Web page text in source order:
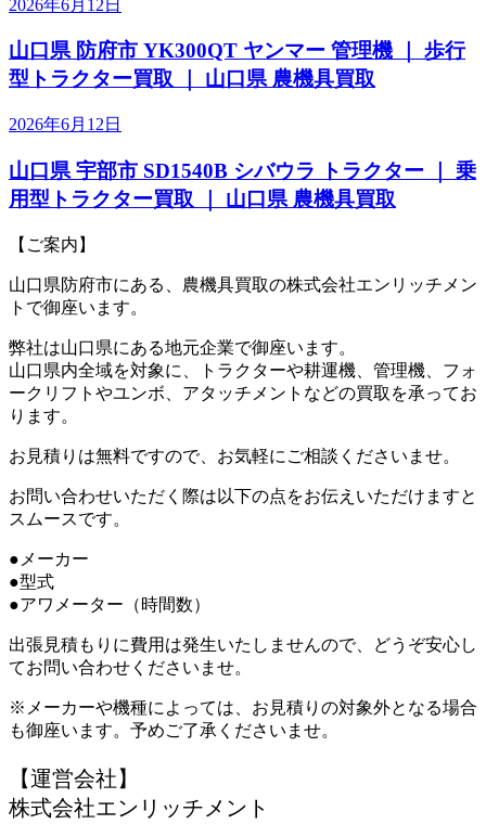
2026年6月12日
山口県 防府市 YK300QT ヤンマー 管理機 ｜ 歩行
型トラクター買取 ｜ 山口県 農機具買取
2026年6月12日
山口県 宇部市 SD1540B シバウラ トラクター ｜ 乗
用型トラクター買取 ｜ 山口県 農機具買取
【ご案内】
山口県防府市にある、農機具買取の株式会社エンリッチメン
トで御座います。
弊社は山口県にある地元企業で御座います。
山口県内全域を対象に、トラクターや耕運機、管理機、フォ
ークリフトやユンボ、アタッチメントなどの買取を承ってお
ります。
お見積りは無料ですので、お気軽にご相談くださいませ。
お問い合わせいただく際は以下の点をお伝えいただけますと
スムースです。
●メーカー
●型式
●アワメーター（時間数）
出張見積もりに費用は発生いたしませんので、どうぞ安心し
てお問い合わせくださいませ。
※メーカーや機種によっては、お見積りの対象外となる場合
も御座います。予めご了承くださいませ。
【運営会社】
株式会社エンリッチメント